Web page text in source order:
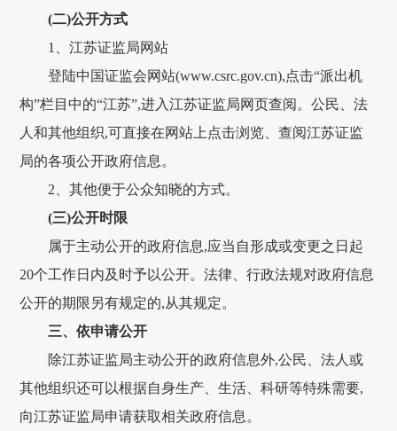
(二)公开方式
1、江苏证监局网站
登陆中国证监会网站(www.csrc.gov.cn),点击“派出机
构”栏目中的“江苏”,进入江苏证监局网页查阅。公民、法
人和其他组织,可直接在网站上点击浏览、查阅江苏证监
局的各项公开政府信息。
2、其他便于公众知晓的方式。
(三)公开时限
属于主动公开的政府信息,应当自形成或变更之日起
20个工作日内及时予以公开。法律、行政法规对政府信息
公开的期限另有规定的,从其规定。
三、依申请公开
除江苏证监局主动公开的政府信息外,公民、法人或
其他组织还可以根据自身生产、生活、科研等特殊需要,
向江苏证监局申请获取相关政府信息。